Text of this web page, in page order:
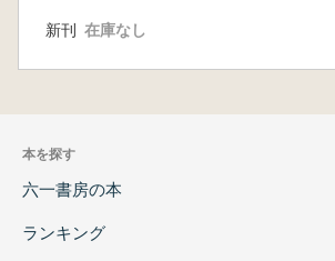
新刊 在庫なし
本を探す
六一書房の本
ランキング